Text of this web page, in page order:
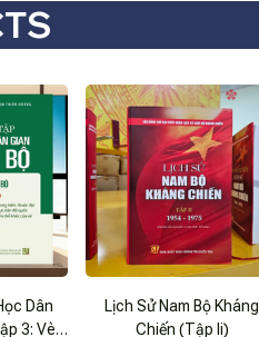
Dân
3: Vè
Lịch Sử Nam Bộ Kháng
Chiến (Tập Ii)